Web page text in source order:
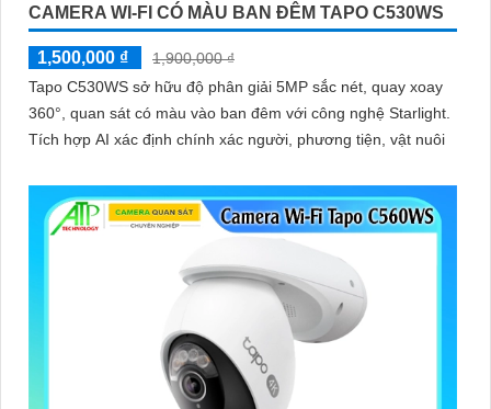
CAMERA WI-FI CÓ MÀU BAN ĐÊM TAPO C530WS
1,500,000 ₫
1,900,000 ₫
Tapo C530WS sở hữu độ phân giải 5MP sắc nét, quay xoay
360°, quan sát có màu vào ban đêm với công nghệ Starlight.
Tích hợp AI xác định chính xác người, phương tiện, vật nuôi